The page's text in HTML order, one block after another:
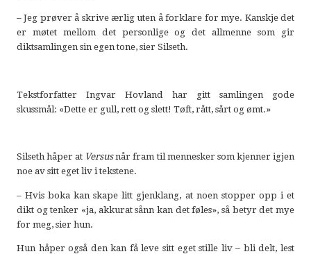
– Jeg prøver å skrive ærlig uten å forklare for mye. Kanskje det
er møtet mellom det personlige og det allmenne som gir
diktsamlingen sin egen tone, sier Silseth.
Tekstforfatter Ingvar Hovland har gitt samlingen gode
skussmål: «Dette er gull, rett og slett! Tøft, rått, sårt og ømt.»
Silseth håper at Versusnår fram til mennesker som kjenner igjen
noe av sitt eget liv i tekstene.
– Hvis boka kan skape litt gjenklang, at noen stopper opp i et
dikt og tenker «ja, akkurat sånn kan det føles», så betyr det mye
for meg, sier hun.
Hun håper også den kan få leve sitt eget stille liv – bli delt, lest